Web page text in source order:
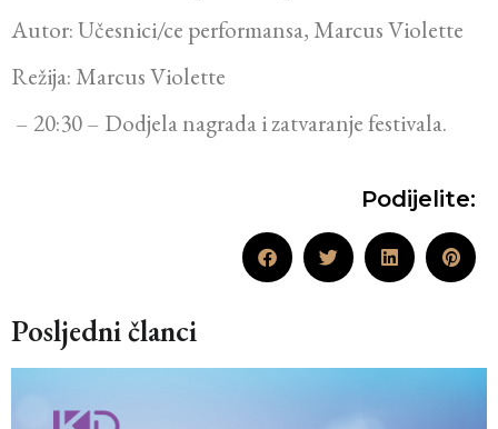
Autor: Učesnici/ce performansa, Marcus Violette
Režija: Marcus Violette
– 20:30 – Dodjela nagrada i zatvaranje festivala.
Podijelite:
Posljedni članci